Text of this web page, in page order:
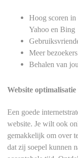
Hoog scoren in
Yahoo en Bing
Meer
Behalen van
Website optimalisatie
Een goede
website. Je wilt ook
gemakkelijk om over
dat zij soepel kunnen